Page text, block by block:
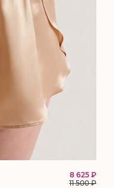
8 625 ₽
11 500₽